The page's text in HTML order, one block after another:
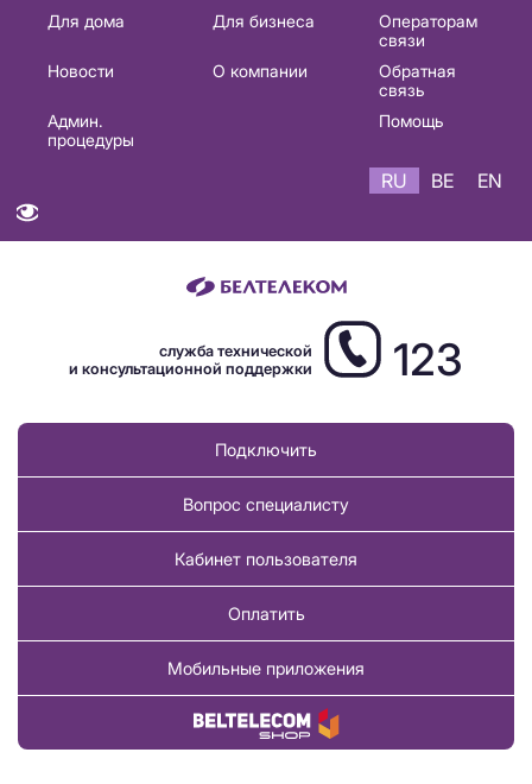
Основная
навигация
Для дома Для бизнеса
Операторам
связи
Новости
О компании
Обратная
связь
Админ.
процедуры
Помощь
RU BE EN
служба технической
и консультационной поддержки
123
Подключить
Вопрос специалисту
Кабинет пользователя
Оплатить
Мобильные приложения
Купить товар